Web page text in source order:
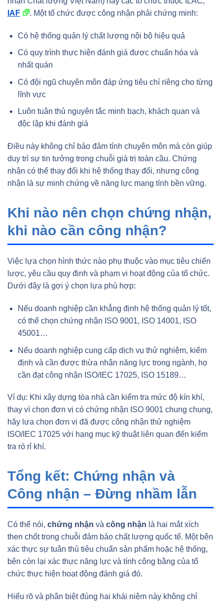
IAF
. Một tổ chức được công nhận phải chứng minh:
Có hệ thống quản lý chất lượng nội bộ hiệu quả
Có quy trình thực hiện đánh giá được chuẩn hóa và
nhất quán
Có đội ngũ chuyên môn đáp ứng tiêu chí riêng cho từng
lĩnh vực
Luôn tuân thủ nguyên tắc minh bạch, khách quan và
độc lập khi đánh giá
Điều này không chỉ bảo đảm tính chuyên môn mà còn giúp
duy trì sự tin tưởng trong chuỗi giá trị toàn cầu. Chứng
nhận có thể thay đổi khi hệ thống thay đổi, nhưng công
nhận là sự minh chứng về năng lực mang tính bền vững.
Khi nào nên chọn chứng nhận,
khi nào cần công nhận?
Việc lựa chọn hình thức nào phụ thuộc vào mục tiêu chiến
lược, yêu cầu quy định và phạm vi hoạt động của tổ chức.
Dưới đây là gợi ý chọn lựa phù hợp:
Nếu doanh nghiệp cần khẳng định hệ thống quản lý tốt,
có thể chọn chứng nhận ISO 9001, ISO 14001, ISO
45001…
Nếu doanh nghiệp cung cấp dịch vụ thử nghiệm, kiểm
định và cần được thừa nhận năng lực trong ngành, họ
cần đạt công nhận ISO/IEC 17025, ISO 15189…
Ví dụ: Khi xây dựng tòa nhà cần kiểm tra mức độ kín khí,
thay vì chọn đơn vị có chứng nhận ISO 9001 chung chung,
hãy lựa chọn đơn vị đã được công nhận thử nghiệm
ISO/IEC 17025 với hạng mục kỹ thuật liên quan đến kiểm
tra rò rỉ khí.
Tổng kết: Chứng nhận và
Công nhận – Đừng nhầm lẫn
Có thể nói, chứng nhận và công nhận là hai mắt xích
then chốt trong chuỗi đảm bảo chất lượng quốc tế. Một bên
xác thực sự tuân thủ tiêu chuẩn sản phẩm hoặc hệ thống,
bên còn lại xác thực năng lực và tính công bằng của tổ
chức thực hiện hoạt động đánh giá đó.
Hiểu rõ và phân biệt đúng hai khái niệm này không chỉ